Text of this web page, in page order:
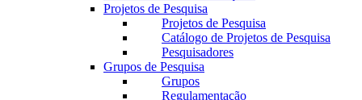
Projetos de Pesquisa
Projetos de Pesquisa
Catálogo de Projetos de Pesquisa
Pesquisadores
Grupos de Pesquisa
Grupos
Regulamentação